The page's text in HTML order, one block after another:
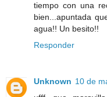
tiempo con una
bien...apuntada
agua!! Un besito!!
Responder
Unknown 10 de